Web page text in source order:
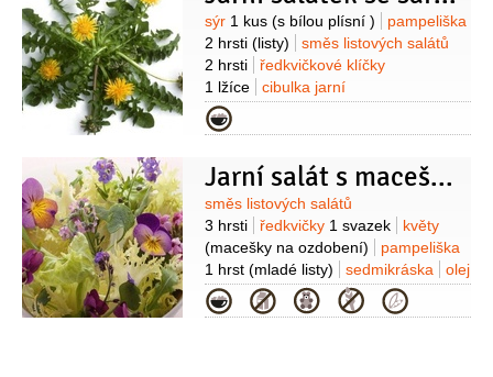
Suroviny
sýr 1 kus (s bílou plísní )
pampeliška
2 hrsti (listy)
směs listových salátů
2 hrsti
ředkvičkové klíčky
1 lžíce
cibulka jarní
1 svazek
zálivku: olej olivový4 lžíce
ocet
Kategorie
Jarní salát s maceškami Daniely Kolářové
Suroviny
směs listových salátů
3 hrsti
ředkvičky 1 svazek
květy
(macešky na ozdobení)
pampeliška
1 hrst (mladé listy) sedmikráska
olej
olivový1 lžíce
ocet Balsamico
1 lžíce
Kategorie